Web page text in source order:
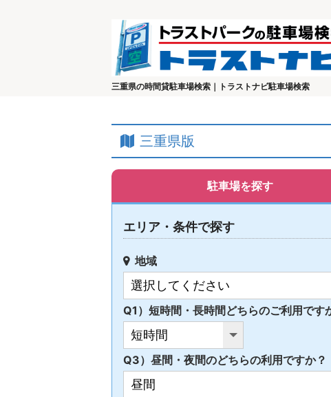
三重県の時間貸駐車場検索｜トラストナビ駐車場検索
三重県版
駐車場を探す
エリア・条件で探す
地域
Q1）短時間・長時間どちらのご利用です
Q3）昼間・夜間のどちらの利用ですか？